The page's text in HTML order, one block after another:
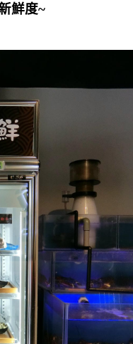
鮮度~